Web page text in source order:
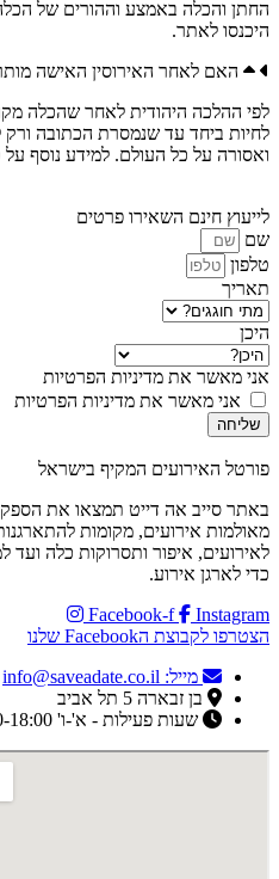
החתן והכלה באמצע וההורים של
היכנסו לאתר.
האם לאחר האירוסין האישה
לפי ההלכה היהודית לאחר שהכלה
לחיות ביחד עד שנמסרת הכתובה
ואסורה על כל העולם. למידע נוסף
לייעוץ חינם השאירו פרטים
שם
טלפון
תאריך
היכן
אני מאשר את מדיניות הפרטיות
אני מאשר את מדיניות הפרטיות
שליחה
פורטל האירועים המקיף בישראל
באתר סייב אה דייט תמצאו את
מאולמות אירועים, מקומות
לאירועים, איפור ותסרוקות כלה
כדי לארגן אירוע.
Facebook-f
Instagram
הצטרפו לקבוצת הFacebook שלנו
מייל: info@saveadate.co.il
בן זבארה 5 תל אביב
שעות פעילות - א'-ו' 9:00-18:00